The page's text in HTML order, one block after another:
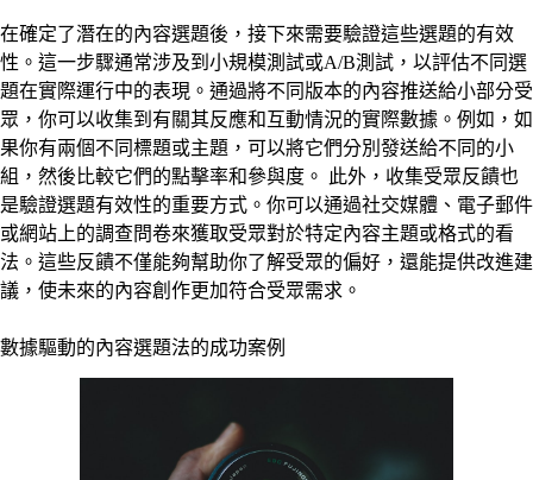
在確定了潛在的內容選題後，接下來需要驗證這些選題的有效
性。這一步驟通常涉及到小規模測試或A/B測試，以評估不同選
題在實際運行中的表現。通過將不同版本的內容推送給小部分受
眾，你可以收集到有關其反應和互動情況的實際數據。例如，如
果你有兩個不同標題或主題，可以將它們分別發送給不同的小
組，然後比較它們的點擊率和參與度。 此外，收集受眾反饋也
是驗證選題有效性的重要方式。你可以通過社交媒體、電子郵件
或網站上的調查問卷來獲取受眾對於特定內容主題或格式的看
法。這些反饋不僅能夠幫助你了解受眾的偏好，還能提供改進建
議，使未來的內容創作更加符合受眾需求。
數據驅動的內容選題法的成功案例